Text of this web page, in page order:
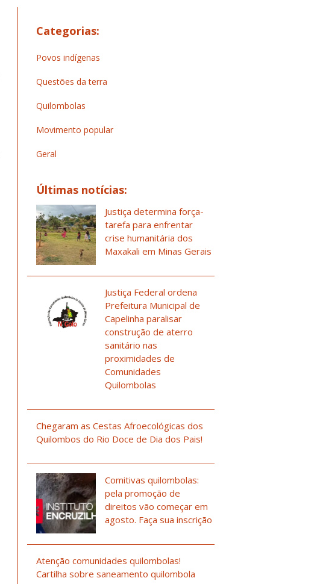
Categorias:
Povos indígenas
Questões da terra
Quilombolas
Movimento popular
Geral
Últimas notícias:
Justiça determina força-
tarefa para enfrentar
crise humanitária dos
Maxakali em Minas Gerais
Justiça Federal ordena
Prefeitura Municipal de
Capelinha paralisar
construção de aterro
sanitário nas
proximidades de
Comunidades
Quilombolas
Chegaram as Cestas Afroecológicas dos
Quilombos do Rio Doce de Dia dos Pais!
Comitivas quilombolas:
pela promoção de
direitos vão começar em
agosto. Faça sua inscrição
Atenção comunidades quilombolas!
Cartilha sobre saneamento quilombola